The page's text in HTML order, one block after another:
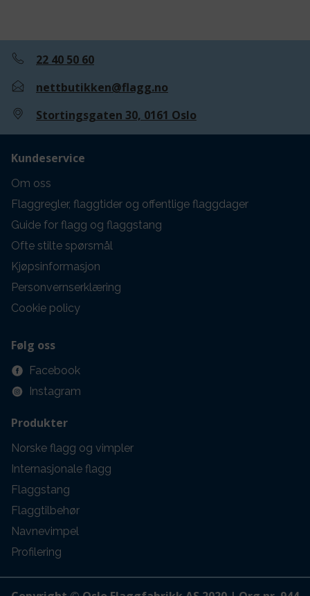
22 40 50 60
nettbutikken@flagg.no
Stortingsgaten 30, 0161 Oslo
Kundeservice
Om oss
Flaggregler, flaggtider og offentlige flaggdager
Guide for flagg og flaggstang
Ofte stilte spørsmål
Kjøpsinformasjon
Personvernserklæring
Cookie policy
Følg oss
Facebook
Instagram
Produkter
Norske flagg og vimpler
Internasjonale flagg
Flaggstang
Flaggtilbehør
Navnevimpel
Profilering